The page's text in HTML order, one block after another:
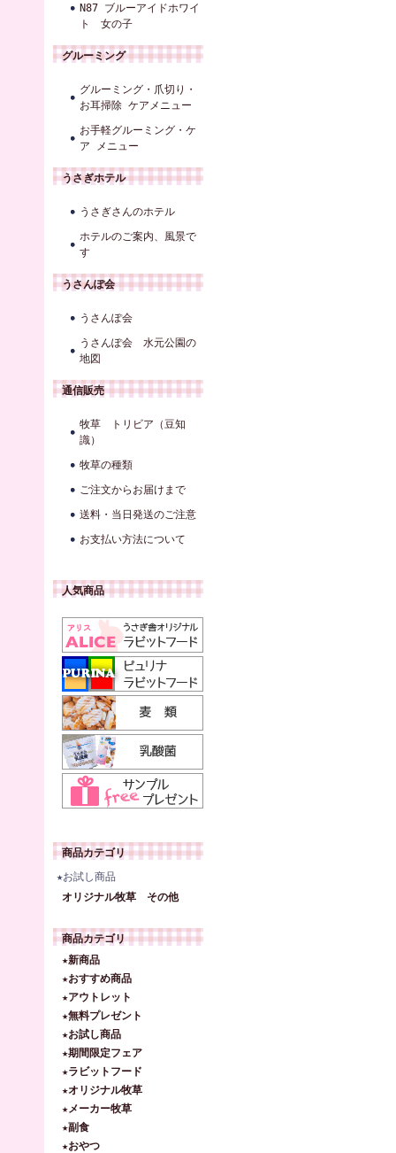
N87 ブルーアイドホワイ
ト 女の子
グルーミング
グルーミング・爪切り・
お耳掃除 ケアメニュー
お手軽グルーミング・ケ
ア メニュー
うさぎホテル
うさぎさんのホテル
ホテルのご案内、風景で
す
うさんぽ会
うさんぽ会
うさんぽ会 水元公園の
地図
通信販売
牧草 トリビア（豆知
識）
牧草の種類
ご注文からお届けまで
送料・当日発送のご注意
お支払い方法について
人気商品
商品カテゴリ
★お試し商品
オリジナル牧草 その他
商品カテゴリ
★新商品
★おすすめ商品
★アウトレット
★無料プレゼント
★お試し商品
★期間限定フェア
★ラビットフード
★オリジナル牧草
★メーカー牧草
★副食
★おやつ